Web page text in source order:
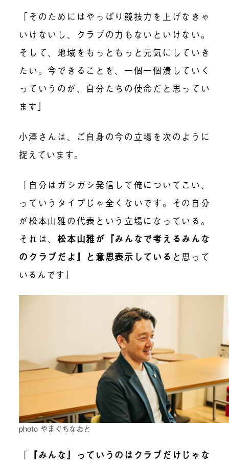
「そのためにはやっぱり競技力を上げなきゃ
いけないし、クラブの力もないといけない。
そして、地域をもっともっと元気にしていき
たい。今できることを、一個一個潰していく
っていうのが、自分たちの使命だと思ってい
ます」
小澤さんは、ご自身の今の立場を次のように
捉えています。
「自分はガシガシ発信して俺についてこい、
っていうタイプじゃ全くないです。その自分
が松本山雅の代表という立場になっている。
それは、松本山雅が『みんなで考えるみんな
のクラブだよ』と意思表示している と思って
いるんです」
photo やまぐちなおと
「 『みんな』っていうのはクラブだけじゃな